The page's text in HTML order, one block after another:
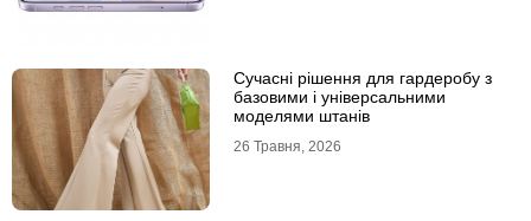
Сучасні рішення для гардеробу з
базовими і універсальними
моделями штанів
26 Травня, 2026